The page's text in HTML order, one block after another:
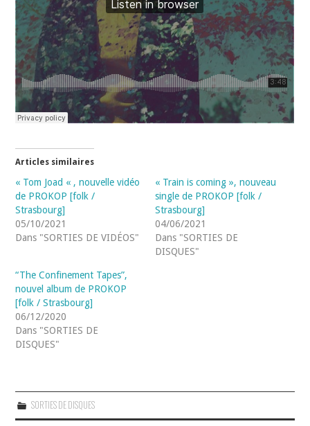
Articles similaires
« Tom Joad « , nouvelle vidéo
de PROKOP [folk /
Strasbourg]
05/10/2021
Dans "SORTIES DE VIDÉOS"
« Train is coming », nouveau
single de PROKOP [folk /
Strasbourg]
04/06/2021
Dans "SORTIES DE
DISQUES"
“The Confinement Tapes”,
nouvel album de PROKOP
[folk / Strasbourg]
06/12/2020
Dans "SORTIES DE
DISQUES"
SORTIES DE DISQUES